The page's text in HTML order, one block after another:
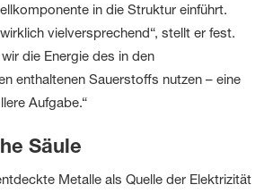
in die Struktur einführt.
vielversprechend“, stellt er fest.
die Energie des in den
enthaltenen Sauerstoffs nutzen – eine
Aufgabe.“
Säule
Metalle als Quelle der Elektrizität